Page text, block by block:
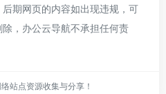
后期网页的内容如出现违规，可
，办公云导航不承担任何责
站点资源收集与分享！